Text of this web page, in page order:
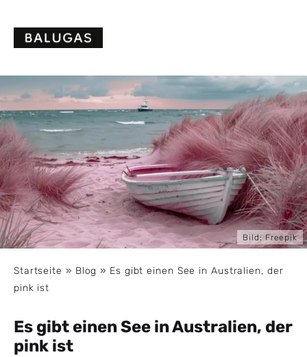
content
Bild: Freepik
Startseite » Blog » Es gibt einen See in Australien, der
pink ist
Es gibt einen See in Australien, der
pink ist